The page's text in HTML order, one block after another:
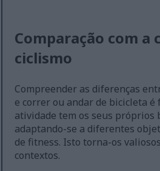
Comparação com a
ciclismo
Compreender as diferenças
e correr ou andar de bicicleta é
atividade tem os seus próprios
adaptando-se a diferentes
de fitness. Isto torna-os
contextos.